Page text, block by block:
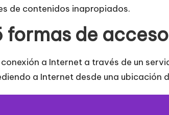
de contenidos inapropiados.
formas de
a Internet a través de un
a Internet desde una ubicación